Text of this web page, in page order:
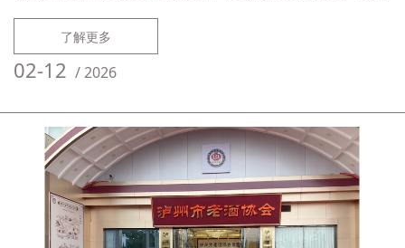
研究和发展中心主任、四川省酒业协会常务副秘书长熊兵等出席会议。
任晓波在讲话中指出，过去一年，是泸州酒业极不平凡、极具挑战的一
年，也是承压前行、稳中有进的一年。全市酒业经历了宏观经济波动与行
业深度调整
了解更多
02-12 /2026